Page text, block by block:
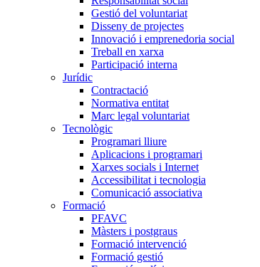
Gestió del voluntariat
Disseny de projectes
Innovació i emprenedoria social
Treball en xarxa
Participació interna
Jurídic
Contractació
Normativa entitat
Marc legal voluntariat
Tecnològic
Programari lliure
Aplicacions i programari
Xarxes socials i Internet
Accessibilitat i tecnologia
Comunicació associativa
Formació
PFAVC
Màsters i postgraus
Formació intervenció
Formació gestió